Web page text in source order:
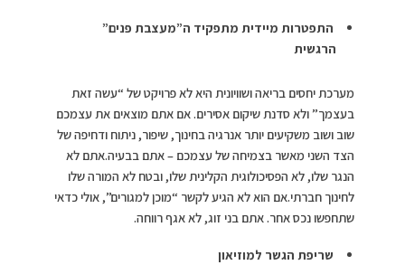
התפטרות מיידית מתפקיד ה”מעצבת פנים”
הרגשית
מערכת יחסים בריאה ושוויונית היא לא פרויקט של “עשה זאת
בעצמך” ולא סדנת שיקום אסירים. אם אתם מוצאים את עצמכם
שוב ושוב משקיעים יותר אנרגיה בחינוך, שיפור, ניתוח ודחיפה של
הצד השני מאשר בצמיחה של עצמכם – אתם בבעיה.אתם לא
הנגר שלו, לא הפסיכולוגית הקלינית שלו, ובטח לא המורה שלו
לחינוך חברתי.אם הוא לא הגיע לקשר “מוכן למגורים”, אולי כדאי
שתחפשו נכס אחר. אתם בני זוג, לא אגף רווחה.
שריפת הגשר למוזיאון